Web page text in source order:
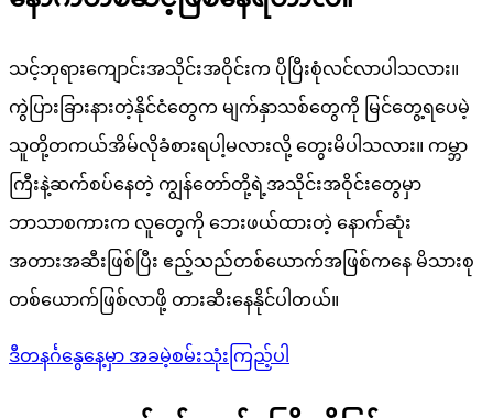
သင့်ဘုရားကျောင်းအသိုင်းအဝိုင်းက ပိုပြီးစုံလင်လာပါသလား။
ကွဲပြားခြားနားတဲ့နိုင်ငံတွေက မျက်နှာသစ်တွေကို မြင်တွေ့ရပေမဲ့
သူတို့တကယ်အိမ်လိုခံစားရပါ့မလားလို့ တွေးမိပါသလား။ ကမ္ဘာ
ကြီးနဲ့ဆက်စပ်နေတဲ့ ကျွန်တော်တို့ရဲ့အသိုင်းအဝိုင်းတွေမှာ
ဘာသာစကားက လူတွေကို ဘေးဖယ်ထားတဲ့ နောက်ဆုံး
အတားအဆီးဖြစ်ပြီး ဧည့်သည်တစ်ယောက်အဖြစ်ကနေ မိသားစု
တစ်ယောက်ဖြစ်လာဖို့ တားဆီးနေနိုင်ပါတယ်။
ဒီတနင်္ဂနွေနေ့မှာ အခမဲ့စမ်းသုံးကြည့်ပါ